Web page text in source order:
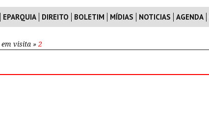
EPARQUIA DIREITO BOLETIM MÍDIAS NOTICIAS AGENDA
em visita » 2